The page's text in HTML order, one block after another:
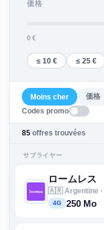
価格
0 €
≤ 10 € ≤ 25 €
Moins cher 価格
Codes promo
85 offres trouvées
サプライヤー
ロームレス
🇦🇷 Argentine ·
4G 250 Mo